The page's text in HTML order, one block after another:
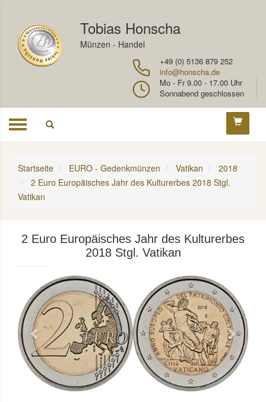
Tobias Honscha
Münzen - Handel
+49 (0) 5136 879 252
info@honscha.de
Mo - Fr 9.00 - 17.00 Uhr
Sonnabend geschlossen
Toggle
Startseite EURO - Gedenkmünzen Vatikan
2018
2 Euro Europäisches Jahr des Kulturerbes 2018 Stgl.
Vatikan
2 Euro Europäisches Jahr des Kulturerbes
2018 Stgl. Vatikan
Previous Next